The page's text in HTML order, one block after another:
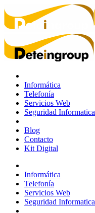
Informática
Telefonía
Servicios Web
Seguridad Informatica
Blog
Contacto
Kit Digital
Informática
Telefonía
Servicios Web
Seguridad Informatica